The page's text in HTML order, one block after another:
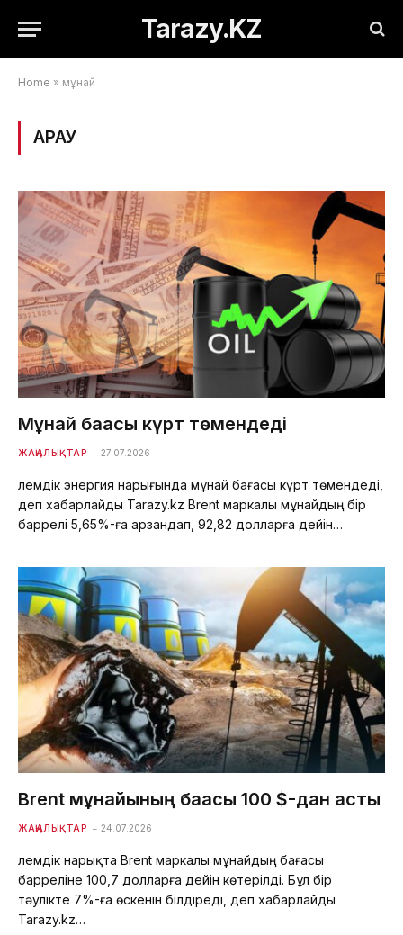
Tarazy.KZ
Home » мұнай
ҚАРАУ
Мұнай бағасы күрт төмендеді
ЖАҢАЛЫҚТАР 27.07.2026
Әлемдік энергия нарығында мұнай бағасы күрт төмендеді,
деп хабарлайды Tarazy.kz Brent маркалы мұнайдың бір
баррелі 5,65%-ға арзандап, 92,82 долларға дейін…
Brent мұнайының бағасы 100 $-дан асты
ЖАҢАЛЫҚТАР 24.07.2026
Әлемдік нарықта Brent маркалы мұнайдың бағасы
барреліне 100,7 долларға дейін көтерілді. Бұл бір
тәулікте 7%-ға өскенін білдіреді, деп хабарлайды
Tarazy.kz…